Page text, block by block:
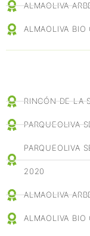
ALMAOLIVA
ALMAOLIVA BIO
RINCÓN DE LA
PARQUEOLIVA
PARQUEOLIVA
2020
ALMAOLIVA
ALMAOLIVA BIO